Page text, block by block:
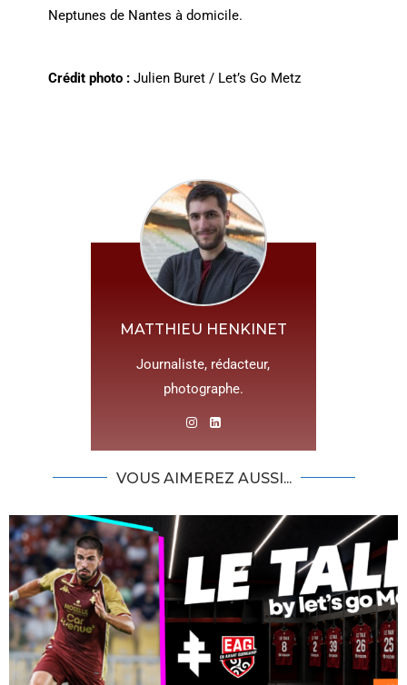
Neptunes de Nantes à domicile.
Crédit photo :Julien Buret / Let’s Go Metz
MATTHIEU HENKINET
Journaliste, rédacteur,
photographe.
VOUS AIMEREZ AUSSI...